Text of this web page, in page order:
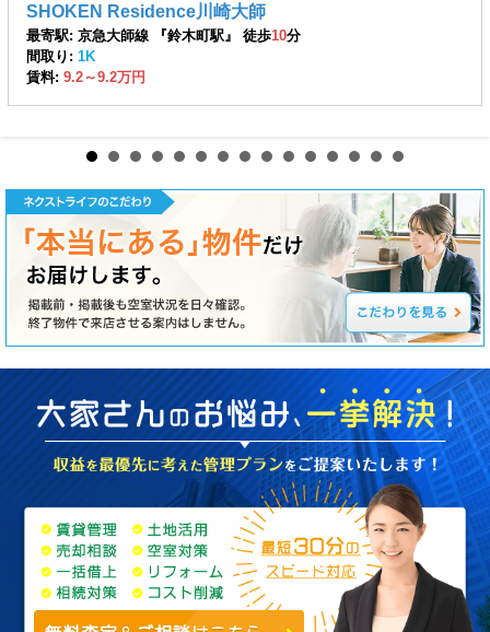
SHOKEN Residence川崎大師
最寄駅: 京急大師線 『鈴木町駅』 徒歩10分
間取り: 1K
賃料: 9.2～9.2万円